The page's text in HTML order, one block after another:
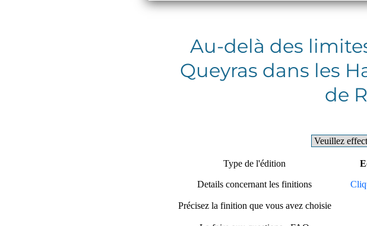
Au-delà des
Queyras dans les
de
Type de l'édition
Details concernant les finitions
Précisez la finition que vous avez choisie